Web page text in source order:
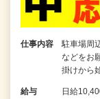
仕事内容
駐車場周
などをお
掛けから
給与 日給